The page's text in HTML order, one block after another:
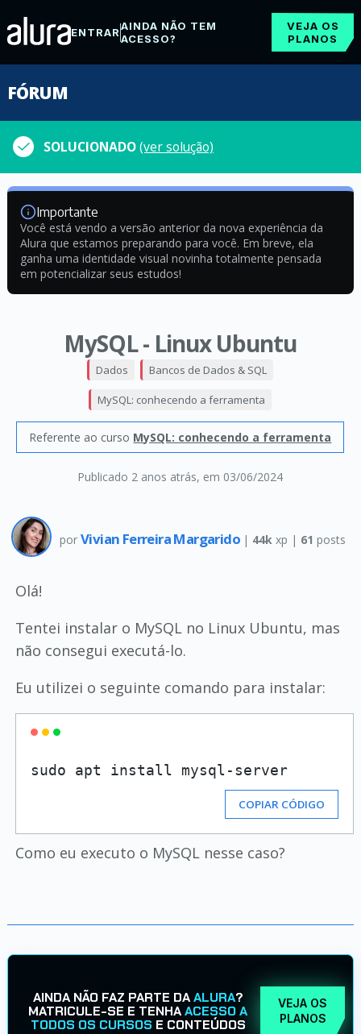
ENTRARAINDA NÃO TEM
ACESSO?
VEJA OS
PLANOS
FÓRUM
SOLUCIONADO(ver solução)
Importante
Você está vendo a versão anterior da nova experiência da
Alura que estamos preparando para você. Em breve, ela
ganha uma identidade visual novinha totalmente pensada
em potencializar seus estudos!
MySQL - Linux Ubuntu
Publicado 2 anos atrás, em 03/06/2024
Dados Bancos de Dados & SQL
MySQL: conhecendo a ferramenta
Referente ao curso MySQL: conhecendo a ferramenta
por Vivian Ferreira Margarido | 44k xp | 61 posts
Olá!
Tentei instalar o MySQL no Linux Ubuntu, mas
não consegui executá-lo.
Eu utilizei o seguinte comando para instalar:
sudo apt install mysql-server
COPIAR CÓDIGO
Como eu executo o MySQL nesse caso?
AINDA NÃO FAZ PARTE DAALURA?
MATRICULE-SE E TENHAACESSO A
TODOS OS CURSOS E CONTEÚDOS
VEJA OS
PLANOS